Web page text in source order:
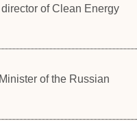
of Clean Energy
of the Russian